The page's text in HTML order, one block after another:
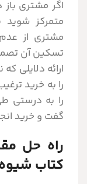
اگر مشتری
متمرکز شوید
مشتری از
تسکین آن
ارائه دلایلی
را به خرید
را به درستی
گفت و خرید
راه حل
کتاب